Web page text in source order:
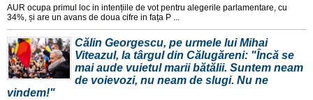
AUR ocupa primul loc in intențiile de vot pentru alegerile parlamentare, cu
34%, și are un avans de doua cifre in fața P ...
Călin Georgescu, pe urmele lui Mihai
Viteazul, la târgul din Călugăreni: "Încă se
mai aude vuietul marii bătălii. Suntem neam
de voievozi, nu neam de slugi. Nu ne
vindem!"